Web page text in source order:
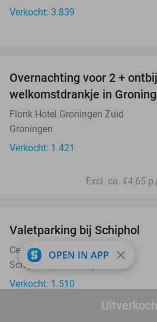
Verkocht: 3.839
Overnachting voor 2 +
welkomstdrankje in
Flonk Hotel Groningen Zuid
Groningen
Verkocht: 1.421
Excl. ca. €4,65
Valetparking bij Schiphol
CentraalParkeren
Schiphol (+1 locatie)
Verkocht: 1.510
OPEN IN APP close